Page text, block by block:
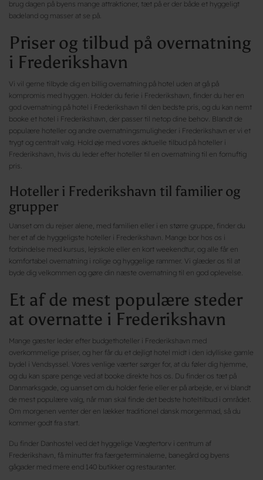
brug dagen på byens mange attraktioner, tæt på er der både et hyggeligt
badeland og masser at se på.
Priser og tilbud på overnatning
i Frederikshavn
Vi vil gerne tilbyde dig en billig overnatning på hotel uden at gå på
kompromis med hyggen. Holder du ferie i Frederikshavn, finder du her en
god overnatning på hotel i Frederikshavn til den bedste pris, og du kan nemt
booke et hotel i Frederikshavn, der passer til netop dine behov. Blandt de
populære hoteller og andre overnatningsmuligheder i Frederikshavn er vi et
trygt og centralt valg. Hold øje med vores aktuelle tilbud på hoteller i
Frederikshavn, hvis du leder efter hoteller til en overnatning til en fornuftig
pris.
Hoteller i Frederikshavn til familier og
grupper
Uanset om du rejser alene, med familien eller i en større gruppe, finder du
her et af de hyggeligste hoteller i Frederikshavn. Mange bor hos os i
forbindelse med kursus, lejrskole eller en kort weekendtur, og alle får en
komfortabel overnatning i rolige og hyggelige rammer. Vi glæder os til at
byde dig velkommen og gøre din næste overnatning til en god oplevelse.
Et af de mest populære steder
at overnatte i Frederikshavn
Mange gæster leder efter budgethoteller i Frederikshavn med
overkommelige priser, og her får du et dejligt hotel midt i den idylliske gamle
bydel i Vendsyssel. Vores venlige værter sørger for, at du føler dig hjemme,
og du kan spare penge ved at booke direkte hos os. Du finder os tæt på
Danmarksgade, og uanset om du holder ferie eller er på arbejde, er vi blandt
de mest populære valg, når man skal finde det bedste hoteltilbud i området.
Om morgenen venter der en lækker traditionel dansk morgenmad, så du
kommer godt fra start.
Du finder Danhostel ved det hyggelige Vægtertorv i centrum af
Frederikshavn, få minutter fra færgeterminalerne, banegård og byens
gågader med mere end 140 butikker og restauranter.